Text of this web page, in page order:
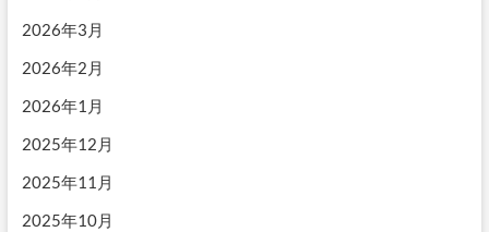
2026年3月
2026年2月
2026年1月
2025年12月
2025年11月
2025年10月